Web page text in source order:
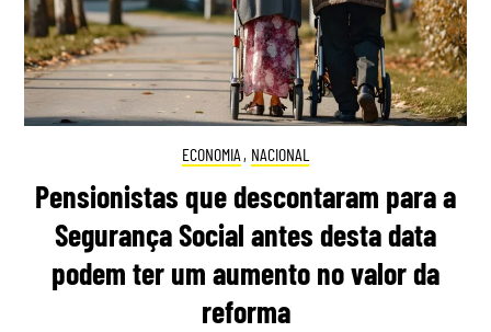
ECONOMIA , NACIONAL
Pensionistas que descontaram para a
Segurança Social antes desta data
podem ter um aumento no valor da
reforma